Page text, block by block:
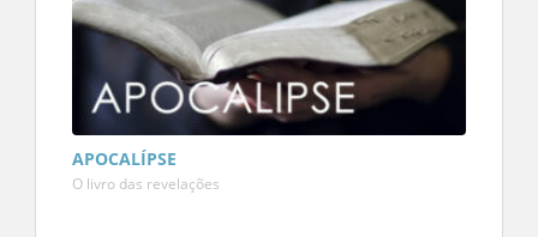
APOCALÍPSE
O livro das revelações